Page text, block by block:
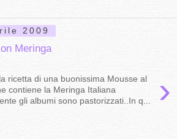
2009
Meringa
›
ricetta di una buonissima Mousse al
contiene la Meringa Italiana
gli albumi sono pastorizzati..In q...